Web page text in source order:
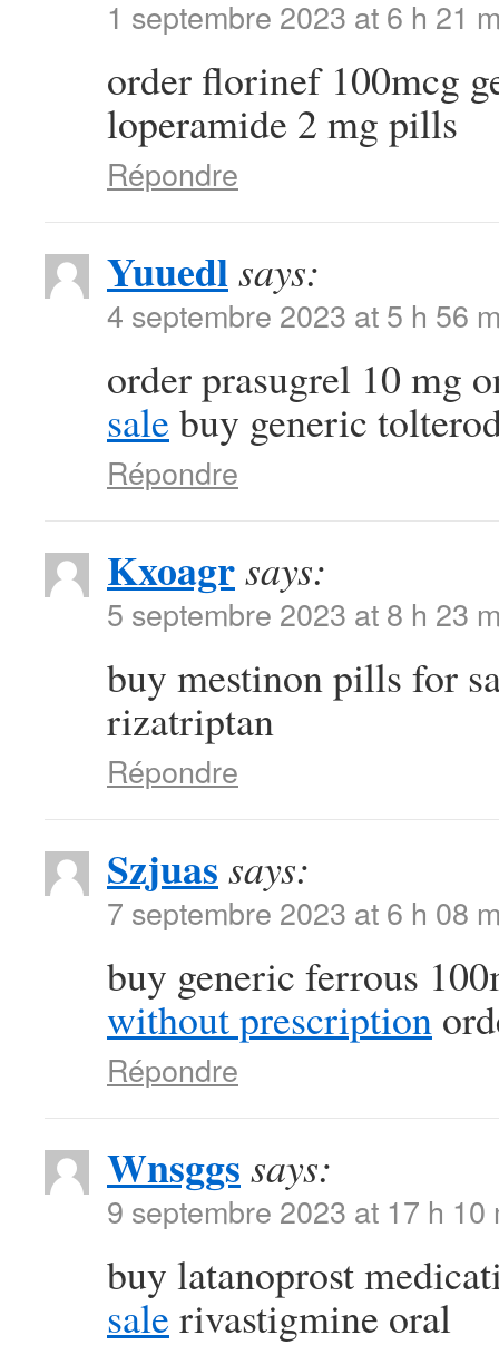
1 septembre 2023 at 6 h 21
order florinef 100mcg
loperamide 2 mg pills
Répondre
Yuuedlsays:
4 septembre 2023 at 5 h 56
order prasugrel 10 mg
sale buy generic
Répondre
Kxoagrsays:
5 septembre 2023 at 8 h 23
buy mestinon pills for
rizatriptan
Répondre
Szjuas says:
7 septembre 2023 at 6 h 08
buy generic ferrous
without prescription
Répondre
Wnsggs says:
9 septembre 2023 at 17 h 10
buy latanoprost
sale rivastigmine oral